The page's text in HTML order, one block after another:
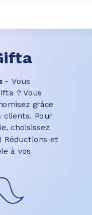
- Vous
? Vous
grâce
clients. Pour
choisissez
Réductions et
à vos